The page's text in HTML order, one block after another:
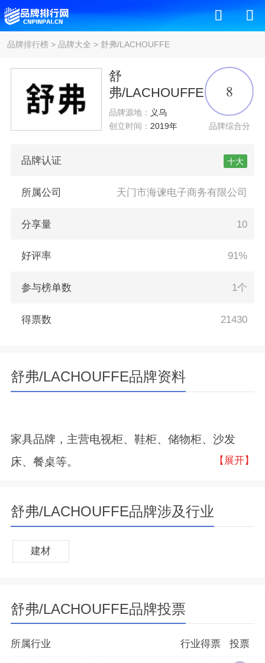
品牌排行榜> 品牌大全 > 舒弗/LACHOUFFE
舒
弗/LACHOUFFE
品牌源地： 义乌
创立时间： 2019年
8
品牌综合分
品牌认证 十大
所属公司 天门市海谏电子商务有限公司
分享量 10
好评率 91%
参与榜单数 1个
得票数 21430
舒弗/LACHOUFFE品牌资料
家具品牌，主营电视柜、鞋柜、储物柜、沙发
床、餐桌等。
【展开】
舒弗/LACHOUFFE品牌涉及行业
建材
舒弗/LACHOUFFE品牌投票
所属行业 行业得票 投票